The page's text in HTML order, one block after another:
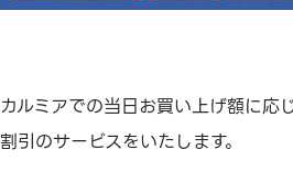
カルミアでの当日お買い上げ額に応
割引のサービスをいたします。